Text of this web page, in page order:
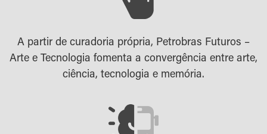
A partir de curadoria própria, Petrobras Futuros –
Arte e Tecnologia fomenta a convergência entre arte,
ciência, tecnologia e memória.